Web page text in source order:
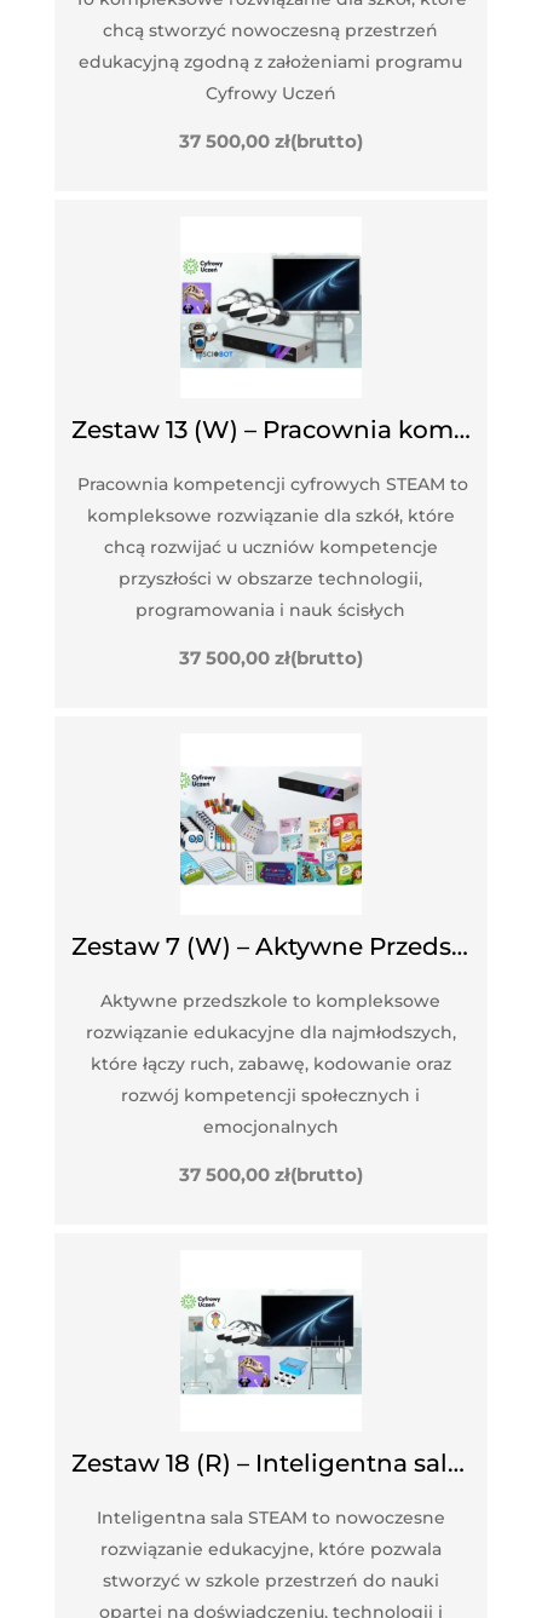
chcą stworzyć nowoczesną przestrzeń
edukacyjną zgodną z założeniami programu
Cyfrowy Uczeń
37 500,00 zł(brutto)
Zestaw 13 (W) – Pracownia kompetencji cyfrowych STEAM
Pracownia kompetencji cyfrowych STEAM to
kompleksowe rozwiązanie dla szkół, które
chcą rozwijać u uczniów kompetencje
przyszłości w obszarze technologii,
programowania i nauk ścisłych
37 500,00 zł(brutto)
Zestaw 7 (W) – Aktywne Przedszkole
Aktywne przedszkole to kompleksowe
rozwiązanie edukacyjne dla najmłodszych,
które łączy ruch, zabawę, kodowanie oraz
rozwój kompetencji społecznych i
emocjonalnych
37 500,00 zł(brutto)
Zestaw 18 (R) – Inteligentna sala STEAM
Inteligentna sala STEAM to nowoczesne
rozwiązanie edukacyjne, które pozwala
stworzyć w szkole przestrzeń do nauki
opartej na doświadczeniu, technologii i